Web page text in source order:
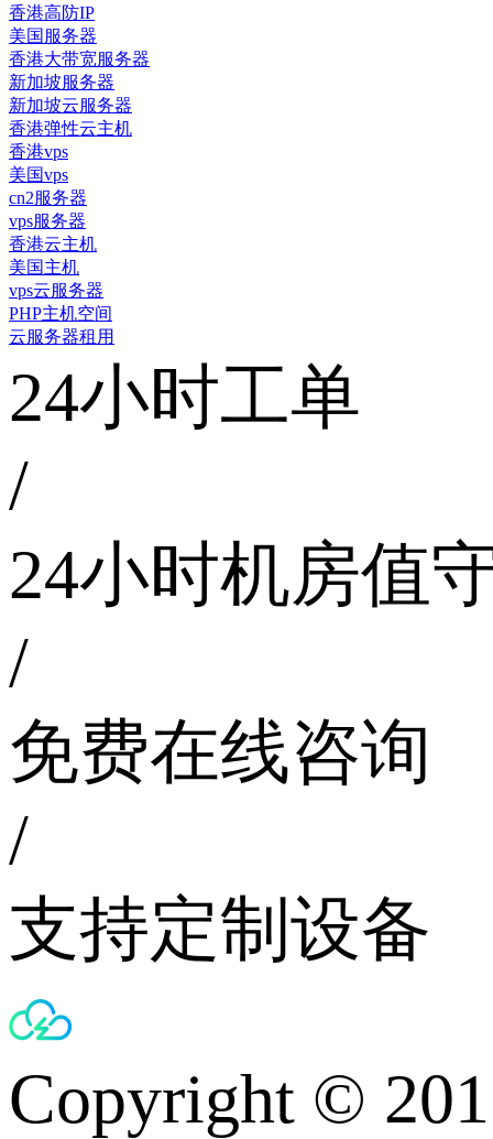
香港高防IP
美国服务器
香港大带宽服务器
新加坡服务器
新加坡云服务器
香港弹性云主机
香港vps
美国vps
cn2服务器
vps服务器
香港云主机
美国主机
vps云服务器
PHP主机空间
云服务器租用
24小时工单
/
24小时机房值
/
免费在线咨询
/
支持定制设备
Copyright ©